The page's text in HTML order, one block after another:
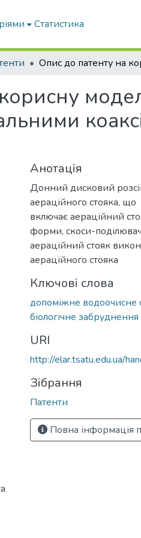
Статистика
Анотація
Донний дисковий
аераційного стояка, що
включає аераційний
форми, скоси-
аераційний стояк
аераційного стояка
Ключові слова
допоміжне водоочисне
біологічне забруднення
URI
http://elar.tsatu.edu.ua/
Зібрання
Патенти
Повна інформація